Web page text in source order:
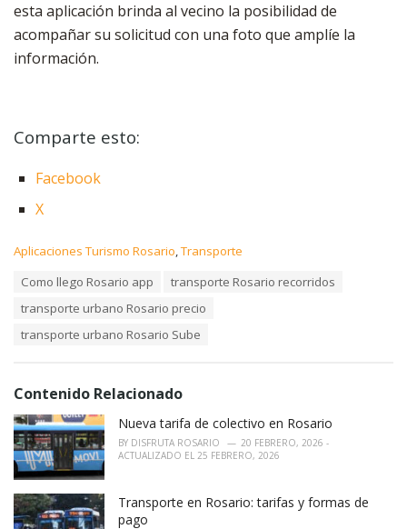
esta aplicación brinda al vecino la posibilidad de
acompañar su solicitud con una foto que amplíe la
información.
Comparte esto:
Facebook
X
C
s
:
Aplicaciones Turismo Rosario,Transporte
Como llego Rosario app
transporte Rosario recorridos
transporte urbano Rosario precio
transporte urbano Rosario Sube
Contenido Relacionado
Nueva tarifa de colectivo en Rosario
BY DISFRUTA ROSARIO
20 FEBRERO, 2026 -
ACTUALIZADO EL 25 FEBRERO, 2026
Transporte en Rosario: tarifas y formas de
pago